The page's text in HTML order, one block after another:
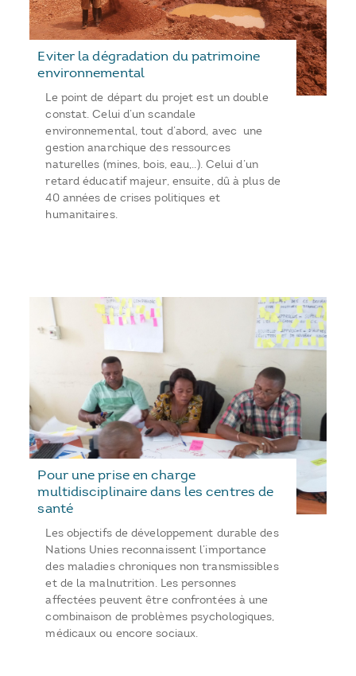
Eviter la dégradation du patrimoine
environnemental
Le point de départ du projet est un double
constat. Celui d’un scandale
environnemental, tout d’abord, avec une
gestion anarchique des ressources
naturelles (mines, bois, eau,..). Celui d’un
retard éducatif majeur, ensuite, dû à plus de
40 années de crises politiques et
humanitaires.
Pour une prise en charge
multidisciplinaire dans les centres de
santé
Les objectifs de développement durable des
Nations Unies reconnaissent l’importance
des maladies chroniques non transmissibles
et de la malnutrition. Les personnes
affectées peuvent être confrontées à une
combinaison de problèmes psychologiques,
médicaux ou encore sociaux.